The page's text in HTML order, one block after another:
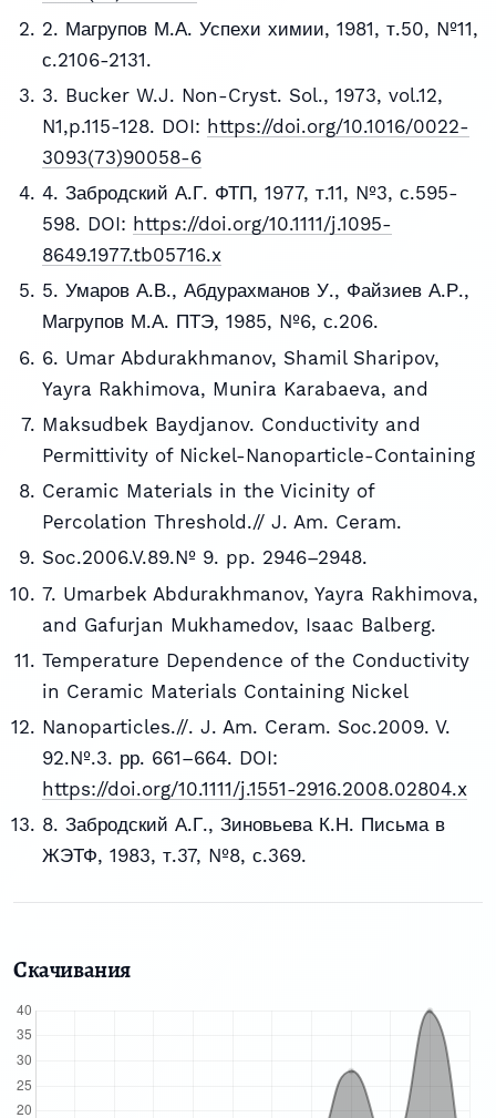
2. Магрупов М.А. Успехи химии, 1981, т.50, №11,
с.2106-2131.
3. Bucker W.J. Non-Cryst. Sol., 1973, vol.12,
N1,p.115-128. DOI: https://doi.org/10.1016/0022-
3093(73)90058-6
4. Забродский А.Г. ФТП, 1977, т.11, №3, с.595-
598. DOI: https://doi.org/10.1111/j.1095-
8649.1977.tb05716.x
5. Умаров А.В., Абдурахманов У., Файзиев А.Р.,
Магрупов М.А. ПТЭ, 1985, №6, с.206.
6. Umar Abdurakhmanov, Shamil Sharipov,
Yayra Rakhimova, Munira Karabaeva, and
Maksudbek Baydjanov. Conductivity and
Permittivity of Nickel-Nanoparticle-Containing
Ceramic Materials in the Vicinity of
Percolation Threshold.// J. Am. Ceram.
Soc.2006.V.89.№ 9. pp. 2946–2948.
7. Umarbek Abdurakhmanov, Yayra Rakhimova,
and Gafurjan Mukhamedov, Isaac Balberg.
Temperature Dependence of the Conductivity
in Ceramic Materials Containing Nickel
Nanoparticles.//. J. Am. Ceram. Soc.2009. V.
92.№.3. рр. 661–664. DOI:
https://doi.org/10.1111/j.1551-2916.2008.02804.x
8. Забродский А.Г., Зиновьева К.Н. Письма в
ЖЭТФ, 1983, т.37, №8, с.369.
Скачивания